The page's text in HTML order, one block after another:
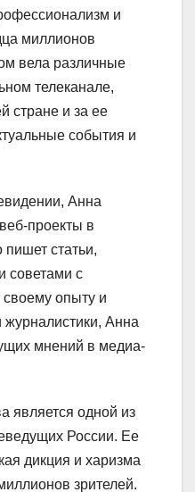
и
миллионов
вела различные
телеканале,
стране и за ее
события и
Анна
проекты в
пишет статьи,
советами с
своему опыту и
Анна
мнений в медиа-
является одной из
России. Ее
дикция и харизма
зрителей.